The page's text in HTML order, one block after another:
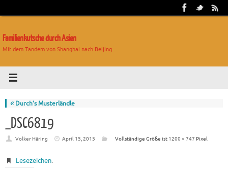
Familienkutsche durch Asien
Mit dem Tandem von Shanghai nach Beijing
«Durch’s Musterländle
_DSC6819
Volker Häring April 15, 2015 Vollständige Größe ist 1200 × 747 Pixel
Lesezeichen.